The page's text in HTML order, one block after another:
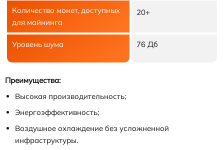
Количество монет, доступных
для майнинга
20+
Уровень шума 76 Дб
Преимущества:
Высокая производительность;
Энергоэффективность;
Воздушное охлаждение без усложненной
инфраструктуры.